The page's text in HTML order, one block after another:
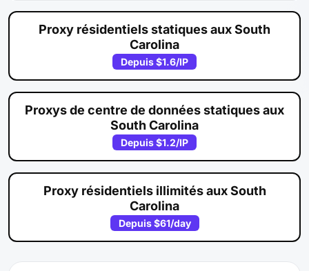
Proxy résidentiels statiques aux South
Carolina
Depuis$1.6/IP
Proxys de centre de données statiques aux
South Carolina
Depuis$1.2/IP
Proxy résidentiels illimités aux South
Carolina
Depuis$61/day